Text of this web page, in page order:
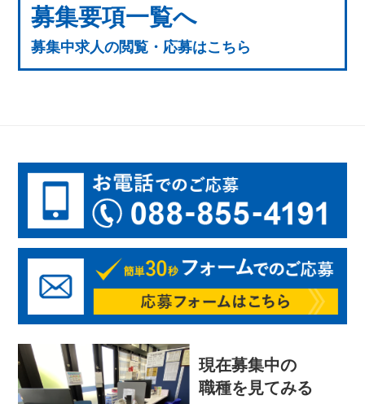
募集要項一覧へ
募集中求人の閲覧・応募はこちら
現在募集中の
職種を見てみる